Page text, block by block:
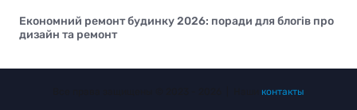
Економний ремонт будинку 2026: поради для блогів про
дизайн та ремонт
контакты